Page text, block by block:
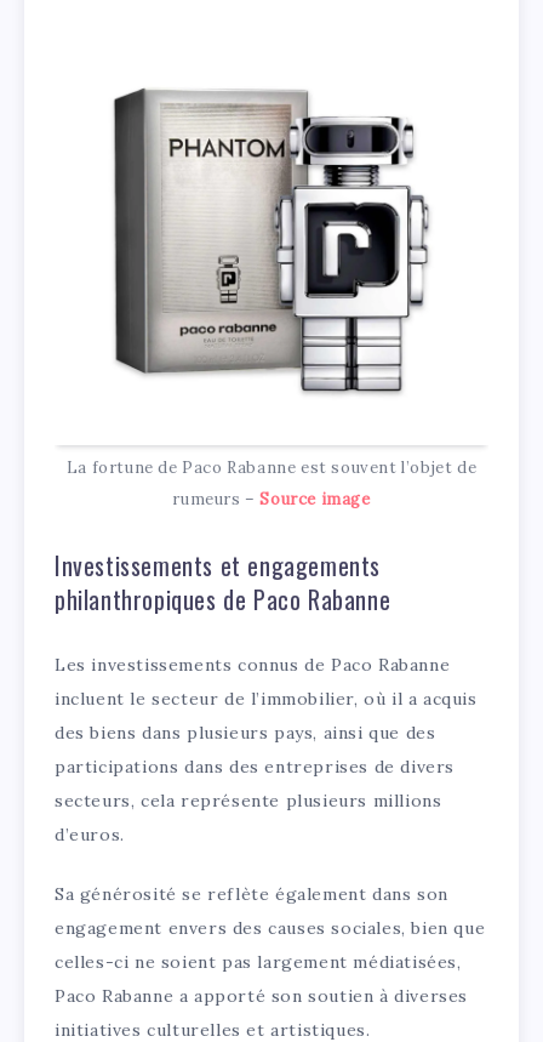
La fortune de Paco Rabanne est souvent l’objet de
rumeurs –Source image
Investissements et engagements
philanthropiques de Paco Rabanne
Les investissements connus de Paco Rabanne
incluent le secteur de l’immobilier, où il a acquis
des biens dans plusieurs pays, ainsi que des
participations dans des entreprises de divers
secteurs, cela représente plusieurs millions
d’euros.
Sa générosité se reflète également dans son
engagement envers des causes sociales, bien que
celles-ci ne soient pas largement médiatisées,
Paco Rabanne a apporté son soutien à diverses
initiatives culturelles et artistiques.